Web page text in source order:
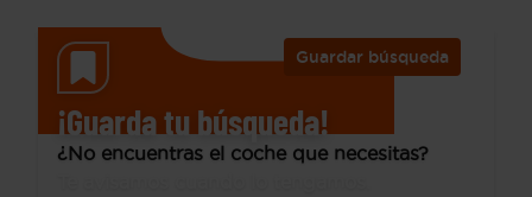
Guardar búsqueda
¡Guarda tu búsqueda!
¿No encuentras el coche que necesitas?